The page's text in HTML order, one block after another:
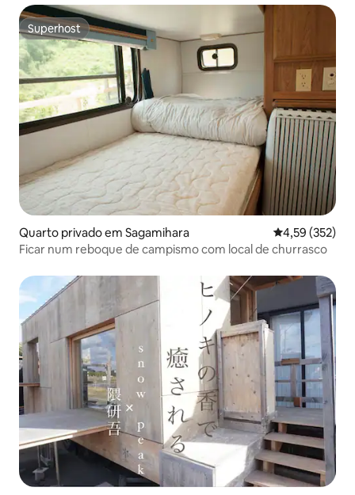
Superhost
Superhost
Quarto privado em Sagamihara Classificação
4,59 (352)
Ficar num reboque de campismo com local de churrasco